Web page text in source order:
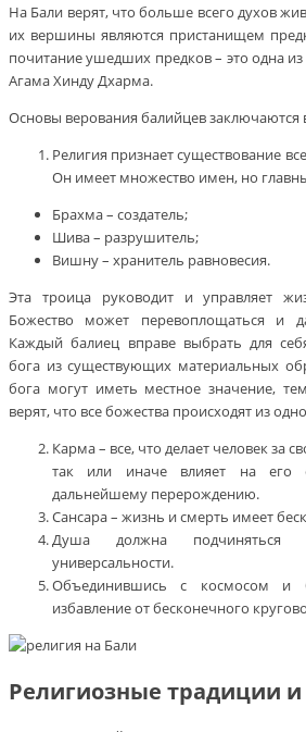
На Бали верят, что больше всего духов
их вершины являются пристанищем
почитание ушедших предков – это одна
Агама Хинду Дхарма.
Основы верования балийцев
Религия признает существование
Он имеет множество имен, но
Брахма – создатель;
Шива – разрушитель;
Вишну – хранитель равновесия.
Эта троица руководит и управляет
Божество может перевоплощаться и
Каждый балиец вправе выбрать для
бога из существующих материальных
бога могут иметь местное значение,
верят, что все божества происходят из
Карма – все, что делает человек за
так или иначе влияет на его
дальнейшему перерождению.
Сансара – жизнь и смерть имеет
Душа должна подчиняться
универсальности.
Объединившись с космосом и
избавление от бесконечного
Религиозные традиции